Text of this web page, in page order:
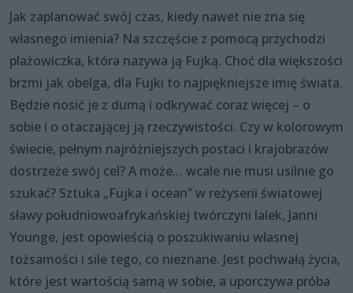
Jak zaplanować swój czas, kiedy nawet nie zna się
własnego imienia? Na szczęście z pomocą przychodzi
plażowiczka, która nazywa ją Fujką. Choć dla większości
brzmi jak obelga, dla Fujki to najpiękniejsze imię świata.
Będzie nosić je z dumą i odkrywać coraz więcej – o
sobie i o otaczającej ją rzeczywistości. Czy w kolorowym
świecie, pełnym najróżniejszych postaci i krajobrazów
dostrzeże swój cel? A może… wcale nie musi usilnie go
szukać? Sztuka „Fujka i ocean” w reżyserii światowej
sławy południowoafrykańskiej twórczyni lalek, Janni
Younge, jest opowieścią o poszukiwaniu własnej
tożsamości i sile tego, co nieznane. Jest pochwałą życia,
które jest wartością samą w sobie, a uporczywa próba